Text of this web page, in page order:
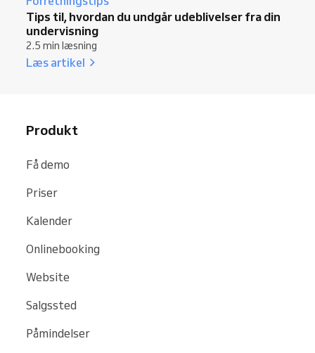
Tips til, hvordan du undgår udeblivelser fra din
undervisning
2.5 min læsning
Læs artikel
Produkt
Få demo
Priser
Kalender
Onlinebooking
Website
Salgssted
Påmindelser